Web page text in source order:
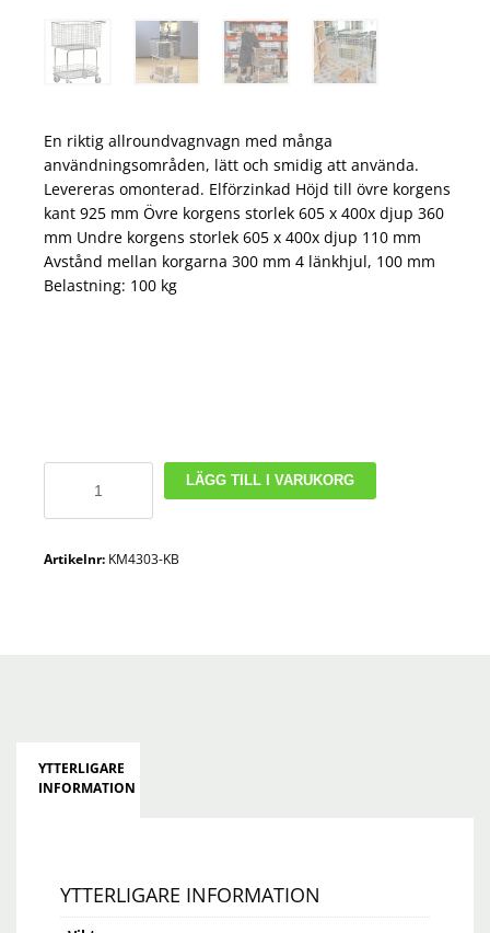
En riktig allroundvagnvagn med många
användningsområden, lätt och smidig att använda.
Levereras omonterad. Elförzinkad Höjd till övre korgens
kant 925 mm Övre korgens storlek 605 x 400x djup 360
mm Undre korgens storlek 605 x 400x djup 110 mm
Avstånd mellan korgarna 300 mm 4 länkhjul, 100 mm
Belastning: 100 kg
LÄGG TILL I VARUKORG
Artikelnr: KM4303-KB
YTTERLIGARE
INFORMATION
YTTERLIGARE INFORMATION